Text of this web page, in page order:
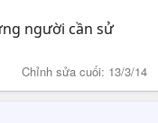
người cần sử
Chỉnh sửa cuối: 13/3/14